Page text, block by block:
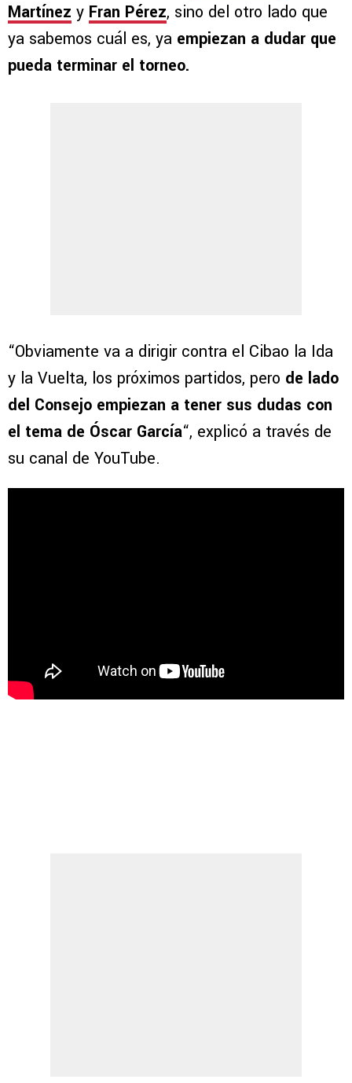
Martínez y Fran Pérez, sino del otro lado que
ya sabemos cuál es, ya empiezan a dudar que
pueda terminar el torneo.
“Obviamente va a dirigir contra el Cibao la Ida
y la Vuelta, los próximos partidos, pero de lado
del Consejo empiezan a tener sus dudas con
el tema de Óscar García“, explicó a través de
su canal de YouTube.